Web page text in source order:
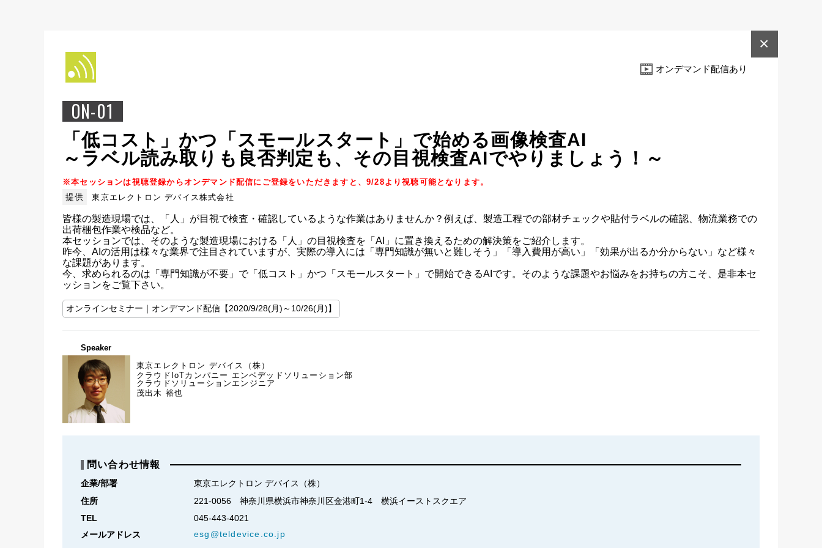
オンデマンド配信あり
ON-01
×
「低コスト」かつ「スモールスタート」で始める画像検査AI
～ラベル読み取りも良否判定も、その目視検査AIでやりましょう！～
※本セッションは視聴登録からオンデマンド配信にご登録をいただきますと、9/28より視聴可能となります。
提供 東京エレクトロン デバイス株式会社
皆様の製造現場では、「人」が目視で検査・確認しているような作業はありませんか？例えば、製造工程での部材チェックや貼付ラベルの確認、物流業務での
出荷梱包作業や検品など。
本セッションでは、そのような製造現場における「人」の目視検査を「AI」に置き換えるための解決策をご紹介します。
昨今、AIの活用は様々な業界で注目されていますが、実際の導入には「専門知識が無いと難しそう」「導入費用が高い」「効果が出るか分からない」など様々
な課題があります。
今、求められるのは「専門知識が不要」で「低コスト」かつ「スモールスタート」で開始できるAIです。そのような課題やお悩みをお持ちの方こそ、是非本セ
ッションをご覧下さい。
オンラインセミナー｜オンデマンド配信【2020/9/28(月)～10/26(月)】
Speaker
東京エレクトロン デバイス（株）
クラウドIoTカンパニー エンベデッドソリューション部
クラウドソリューションエンジニア
茂出木 裕也
問い合わせ情報
企業/部署
東京エレクトロン デバイス（株）
住所
221-0056　神奈川県横浜市神奈川区金港町1-4　横浜イーストスクエア
TEL
045-443-4021
メールアドレス
esg@teldevice.co.jp